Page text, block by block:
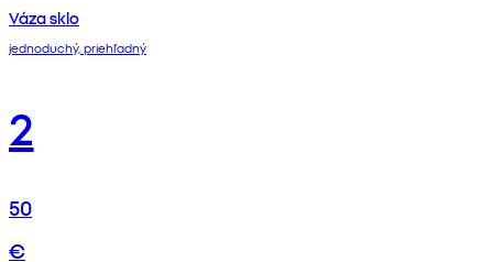
Váza sklo
jednoduchý, priehľadný
2
50
€